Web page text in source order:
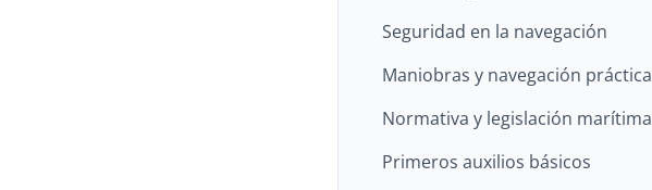
Seguridad en la navegación
Maniobras y navegación práctica
Normativa y legislación marítima
Primeros auxilios básicos